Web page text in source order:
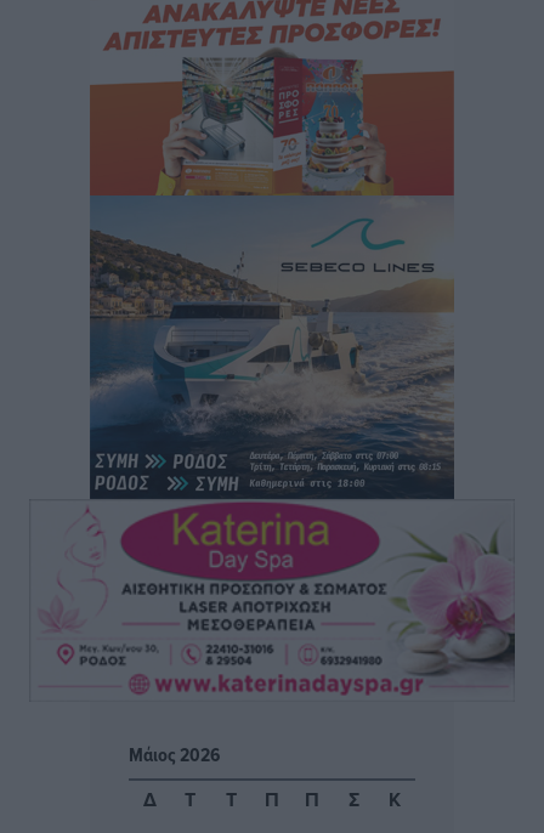
LFC ΑΣΤΙΡ Ιαλυσού: Μετεγγραφική «βόμβα» με την
Anelise Karakostas
πριν 38 λεπτά
Συνελήφθη 73χρονος για διάθεση αλκοόλ σε
Τοπικές Ειδήσεις
Πραγματοποιήθηκαν 43.881 έλεγχοι και βεβαιώθηκαν
12.272 παραβάσεις από την αστυνομία τον Ιούλιο
Τοπικές Ειδήσεις • πριν 1 ώρα
Συνελήφθησαν δύο αλλοδαπές για λαθρεμπόριο
καπνικών προϊόντων στη Ρόδο – Κατασχέθηκαν
-3.928- πακέτα χωρίς ειδική ταινία φορολόγησης
Τοπικές Ειδήσεις• πριν 1 ώρα
Γ. Χατζημάρκος: 3,58 εκατ. ευρώ για την ανάπλαση
του παραλιακού μετώπου της Πόθιας στην Κάλυμνο
Τοπικές Ειδήσεις πριν 2 ώρες
Τοπικές Ειδήσεις• πριν 2 ώρες
Μάιος 2026
Δ
Τ Τ Π Π Σ Κ